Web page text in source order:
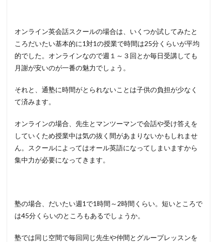
オンライン英会話スクールの場合は、いくつか試してみたと
ころだいたい基本的に1対1の授業で時間は25分くらいが平均
的でした。オンラインなので週１～３回とか毎日受講しても
月謝が安いのが一番の魅力でしょう。
それと、通塾に時間がとられないことは子供の負担が少なく
て済みます。
オンラインの場合、先生とマンツーマンで会話や受け答えを
していくため授業中は気の抜く間があまりないかもしれませ
ん。スクールによってはオール英語になってしまいますから
集中力が必要になってきます。
塾の場合、だいたい週1で1時間～2時間くらい。短いところで
は45分くらいのところもあるでしょうか。
塾では同じ空間で毎回同じ先生や仲間とグループレッスンを